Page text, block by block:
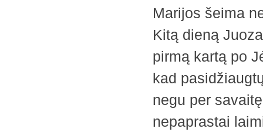
Marijos šeima
Kitą dieną
pirmą kartą po
kad
negu per
nepaprastai